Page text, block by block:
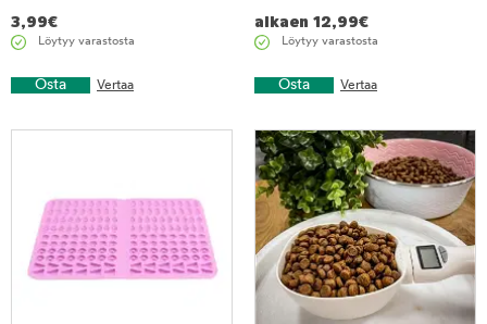
3,99€
Löytyy varastosta
Osta Vertaa
alkaen 12,99€
Löytyy varastosta
Osta Vertaa